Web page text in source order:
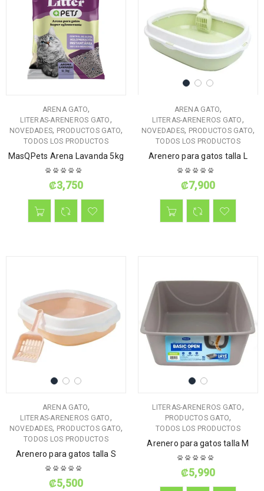
ARENA GATO,
LITERAS-ARENEROS GATO,
NOVEDADES, PRODUCTOS GATO,
TODOS LOS PRODUCTOS
MasQPets Arena Lavanda 5kg
₡3,750
ARENA GATO,
LITERAS-ARENEROS GATO,
NOVEDADES, PRODUCTOS GATO,
TODOS LOS PRODUCTOS
Arenero para gatos talla L
₡7,900
ARENA GATO,
LITERAS-ARENEROS GATO,
NOVEDADES, PRODUCTOS GATO,
TODOS LOS PRODUCTOS
Arenero para gatos talla S
₡5,500
LITERAS-ARENEROS GATO,
PRODUCTOS GATO,
TODOS LOS PRODUCTOS
Arenero para gatos talla M
₡5,990